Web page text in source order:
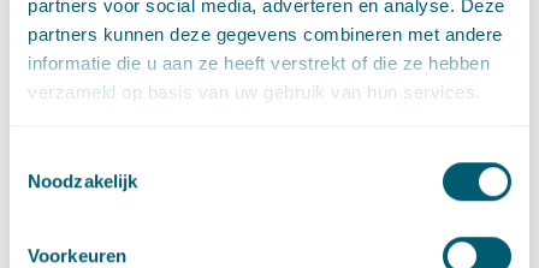
partners voor social media, adverteren en analyse. Deze
partners kunnen deze gegevens combineren met andere
informatie die u aan ze heeft verstrekt of die ze hebben
verzameld op basis van uw gebruik van hun services.
Noodzakelijk
Voorkeuren
Deel dit artikel viaLinkedInene-mail
Contact